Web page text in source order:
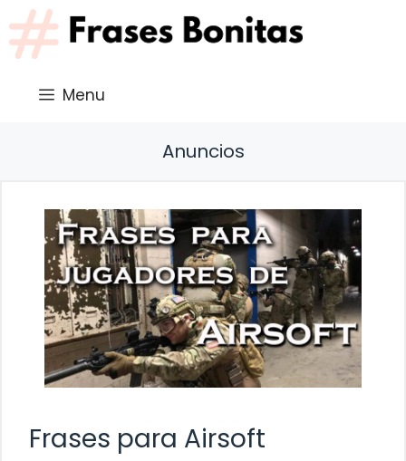
Saltar
al
contenido
Menu
Anuncios
Frases para Airsoft